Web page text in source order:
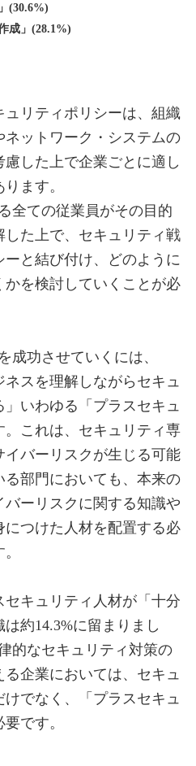
(30.6%)
成」(28.1%)
リティポリシーは、組織
ットワーク・システムの
した上で企業ごとに適し
ます。
全ての従業員がその目的
た上で、セキュリティ戦
と結び付け、どのように
を検討していくことが必
成功させていくには、
ネスを理解しながらセキュ
いわゆる「プラスセキュ
。これは、セキュリティ専
イバーリスクが生じる可能
部門においても、本来の
ーリスクに関する知識や
つけた人材を配置する必
キュリティ人材が「十分
約14.3%に留まりまし
的なセキュリティ対策の
企業においては、セキュ
でなく、「プラスセキュ
です。